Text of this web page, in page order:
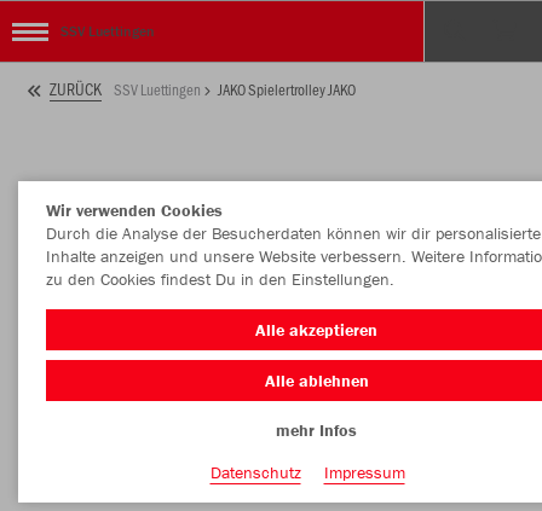
SSV Luettingen
ZURÜCK SSV Luettingen JAKO Spielertrolley JAKO
Wir verwenden Cookies
Durch die Analyse der Besucherdaten können wir dir personalisierte
Inhalte anzeigen und unsere Website verbessern. Weitere
zu den Cookies findest Du in den Einstellungen.
Alle akzeptieren
Alle ablehnen
mehr Infos
Datenschutz
Impressum